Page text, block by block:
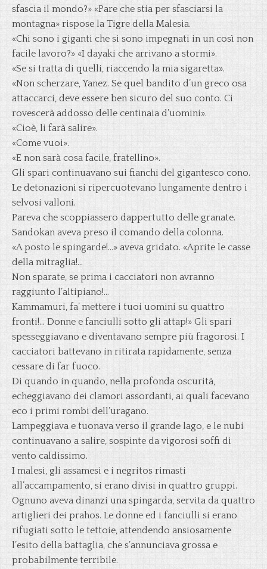
sfascia il mondo?» «Pare che stia per sfasciarsi la
montagna» rispose la Tigre della Malesia.
«Chi sono i giganti che si sono impegnati in un così non
facile lavoro?» «I dayaki che arrivano a stormi».
«Se si tratta di quelli, riaccendo la mia sigaretta».
«Non scherzare, Yanez. Se quel bandito d’un greco osa
attaccarci, deve essere ben sicuro del suo conto. Ci
rovescerà addosso delle centinaia d’uomini».
«Cioè, li farà salire».
«Come vuoi».
«E non sarà cosa facile, fratellino».
Gli spari continuavano sui fianchi del gigantesco cono.
Le detonazioni si ripercuotevano lungamente dentro i
selvosi valloni.
Pareva che scoppiassero dappertutto delle granate.
Sandokan aveva preso il comando della colonna.
«A posto le spingarde!…» aveva gridato. «Aprite le casse
della mitraglia!…
Non sparate, se prima i cacciatori non avranno
raggiunto l’altipiano!…
Kammamuri, fa’ mettere i tuoi uomini su quattro
fronti!… Donne e fanciulli sotto gli attap!» Gli spari
spesseggiavano e diventavano sempre più fragorosi. I
cacciatori battevano in ritirata rapidamente, senza
cessare di far fuoco.
Di quando in quando, nella profonda oscurità,
echeggiavano dei clamori assordanti, ai quali facevano
eco i primi rombi dell’uragano.
Lampeggiava e tuonava verso il grande lago, e le nubi
continuavano a salire, sospinte da vigorosi soffi di
vento caldissimo.
I malesi, gli assamesi e i negritos rimasti
all’accampamento, si erano divisi in quattro gruppi.
Ognuno aveva dinanzi una spingarda, servita da quattro
artiglieri dei prahos. Le donne ed i fanciulli si erano
rifugiati sotto le tettoie, attendendo ansiosamente
l’esito della battaglia, che s’annunciava grossa e
probabilmente terribile.